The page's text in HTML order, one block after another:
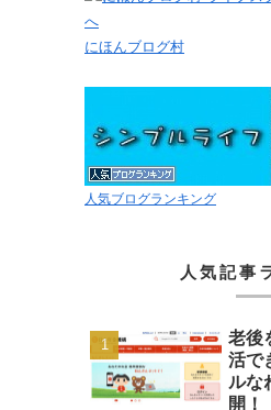
にほんブログ村
人気ブログランキング
人気記事
老後
活で
ルな
開！